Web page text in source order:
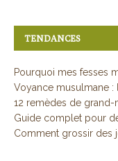
TENDANCES
Pourquoi mes fesses
Voyance musulmane :
12 remèdes de
Guide complet pour
Comment grossir des